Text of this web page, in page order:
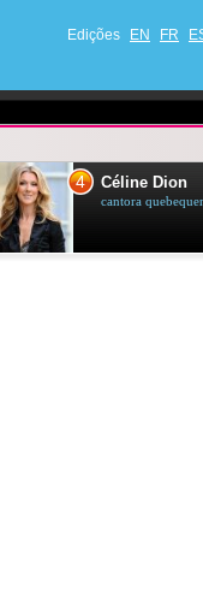
Edições EN FR
4 Céline Dion
cantora